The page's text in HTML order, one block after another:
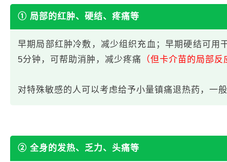
① 局部的红肿、硬结、疼痛等
早期局部红肿冷敷，减少组织充血；早期硬结可用
5分钟，可帮助消肿，减少疼痛
（但卡介苗的局部
对特殊敏感的人可以考虑给予小量镇痛退热药，一
② 全身的发热、乏力、头痛等